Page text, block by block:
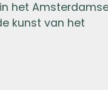
het
kunst van het